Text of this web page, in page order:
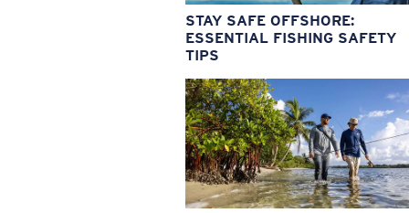
STAY SAFE OFFSHORE:
ESSENTIAL FISHING SAFETY
TIPS